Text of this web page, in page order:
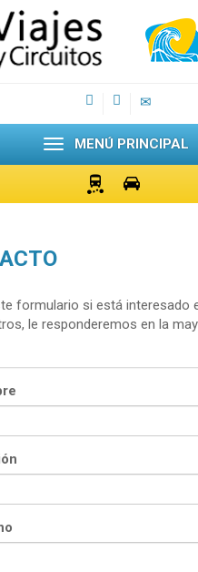
MENÚ PRINCIPAL
formulario si está interesado
le responderemos en la